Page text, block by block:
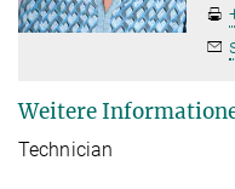
Weitere
Technician